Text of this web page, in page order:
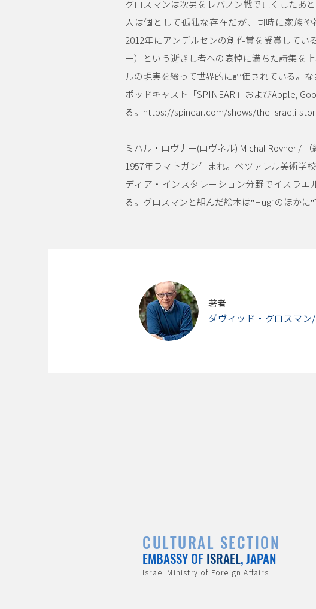
グロスマンは次男をレバノン戦で亡くしたあ
人は個として孤独な存在だが、同時に家族
2012年にアンデルセンの創作賞を受賞してい
ー）という逝きし者への哀悼に満ちた詩集を
ルの現実を綴って世界的に評価されている。
ポッドキャスト「SPINEAR」およびApple,
る。
https://spinear.com/shows/the-israeli-
ミハル・ロヴナー(ロヴネル) Michal Rovner / （
1957年ラマトガン生まれ。ベツァレル美術学
ディア・インスタレーション分野でイスラ
る。グロスマンと組んだ絵本は"Hug"のほかに
著者
CULTURAL SECTION
EMBASSY OFISRAEL, JAPAN
Israel Ministry of Foreign Affairs